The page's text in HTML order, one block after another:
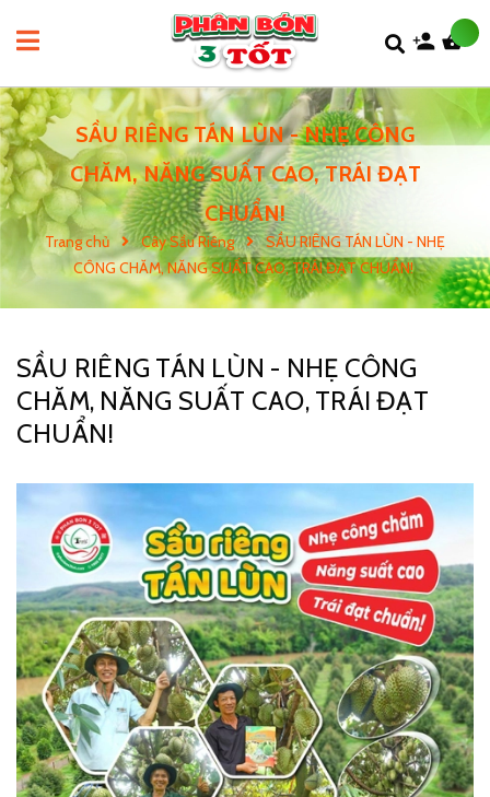
SẦU RIÊNG TÁN LÙN - NHẸ CÔNG
CHĂM, NĂNG SUẤT CAO, TRÁI ĐẠT
CHUẨN!
Trang chủ Cây Sầu Riêng
SẦU RIÊNG TÁN LÙN - NHẸ
CÔNG CHĂM, NĂNG SUẤT CAO, TRÁI ĐẠT CHUẨN!
SẦU RIÊNG TÁN LÙN - NHẸ CÔNG
CHĂM, NĂNG SUẤT CAO, TRÁI ĐẠT
CHUẨN!